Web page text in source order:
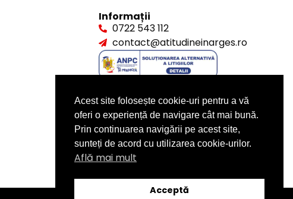
Informații
0722 543 112
contact@atitudineinarges.ro
Acest site folosește cookie-uri pentru a vă
oferi o experiență de navigare cât mai bună.
Prin continuarea navigării pe acest site,
sunteți de acord cu utilizarea cookie-urilor.
Află mai mult
Acceptă